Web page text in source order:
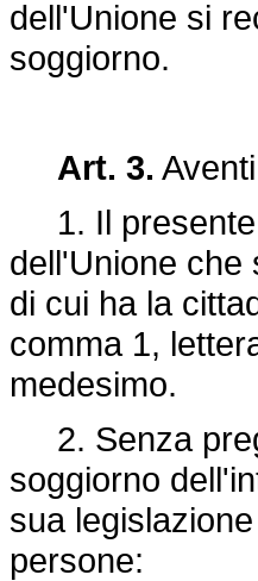
dell'Unione si
soggiorno.
Art. 3.
1. Il presente
dell'Unione che
di cui ha la
comma 1,
medesimo.
2. Senza
soggiorno
sua
persone: